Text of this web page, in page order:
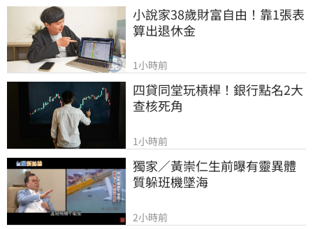
小說家38歲財富自由！靠1張表
算出退休金
1小時前
四貸同堂玩槓桿！銀行點名2大
查核死角
1小時前
獨家／黃崇仁生前曝有靈異體
質躲班機墜海
2小時前